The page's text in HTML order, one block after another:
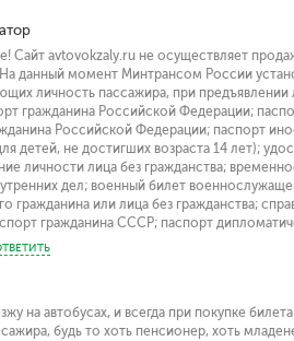
Сайт avtovokzaly.ru не осуществляет
данный момент Минтрансом России
личность пассажира, при
гражданина Российской Федерации;
Российской Федерации; паспорт
детей, не достигших возраста 14 лет);
личности лица без гражданства;
дел; военный билет
гражданина или лица без гражданства;
гражданина СССР; паспорт
на автобусах, и всегда при покупке
будь то хоть пенсионер, хоть